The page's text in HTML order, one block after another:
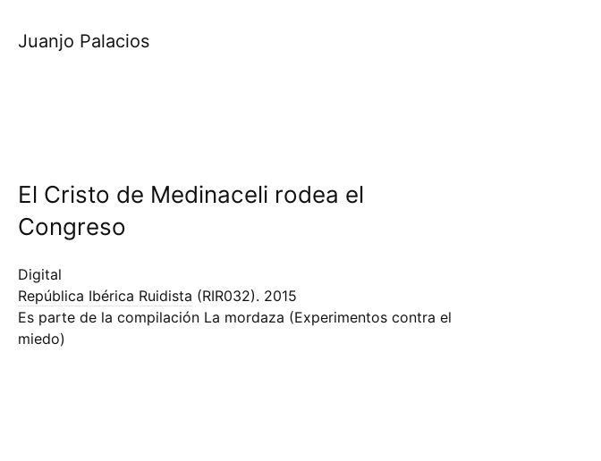
Juanjo Palacios
El Cristo de Medinaceli rodea el
Congreso
Digital
República Ibérica Ruidista (RIR032). 2015
Es parte de la compilación La mordaza (Experimentos contra el
miedo)